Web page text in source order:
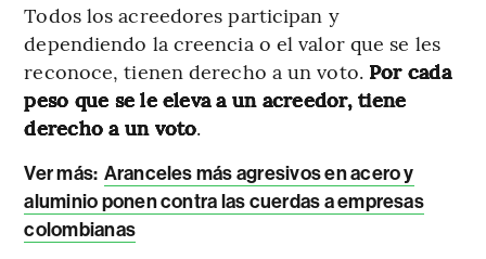
Todos los acreedores participan y
dependiendo la creencia o el valor que se les
reconoce, tienen derecho a un voto. Por cada
peso que se le eleva a un acreedor, tiene
derecho a un voto.
Ver más: Aranceles más agresivos en acero y
aluminio ponen contra las cuerdas a empresas
colombianas